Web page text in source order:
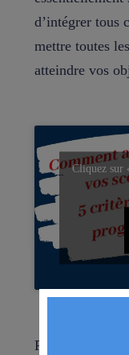
d’intégrer tous
mettre toutes
atteindre vos
Cliquez sur
Pour recevoir